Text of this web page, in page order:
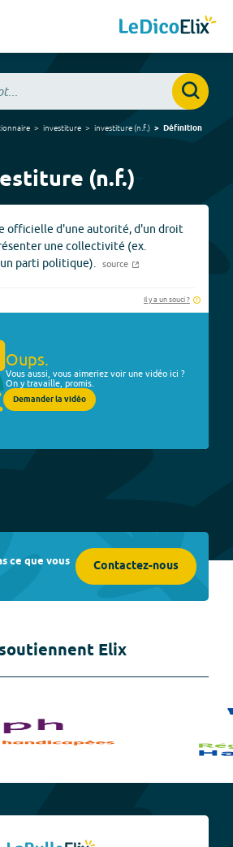
investiture investiture(n.f.) Définition
(n.f.)
officielle d'une autorité, d'un droit
une collectivité (ex.
parti politique).
source
Il y a un souci ?
Oups.
Vous aussi, vous aimeriez voir une vidéo ici ?
On y travaille, promis.
Demander la vidéo
ce que vous Contactez-nous
Elix